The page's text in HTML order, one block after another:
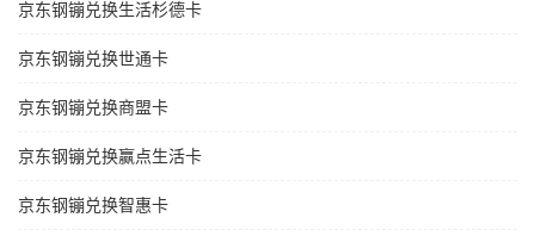
京东钢镚兑换生活杉德卡
京东钢镚兑换世通卡
京东钢镚兑换商盟卡
京东钢镚兑换赢点生活卡
京东钢镚兑换智惠卡